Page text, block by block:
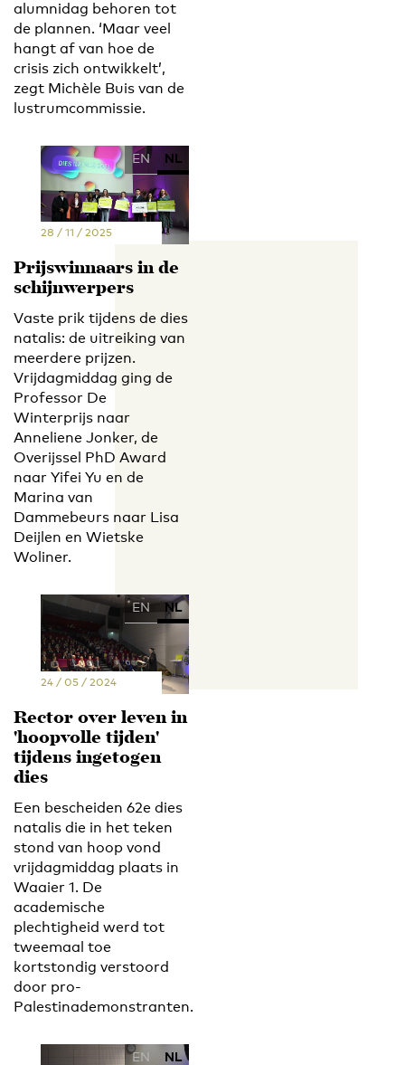
alumnidag behoren tot
de plannen. ‘Maar veel
hangt af van hoe de
crisis zich ontwikkelt’,
zegt Michèle Buis van de
lustrumcommissie.
EN NL
28 / 11 / 2025
Prijswinnaars in de
schijnwerpers
Vaste prik tijdens de dies
natalis: de uitreiking van
meerdere prijzen.
Vrijdagmiddag ging de
Professor De
Winterprijs naar
Anneliene Jonker, de
Overijssel PhD Award
naar Yifei Yu en de
Marina van
Dammebeurs naar Lisa
Deijlen en Wietske
Woliner.
EN NL
24 / 05 / 2024
Rector over leven in
'hoopvolle tijden'
tijdens ingetogen
dies
Een bescheiden 62e dies
natalis die in het teken
stond van hoop vond
vrijdagmiddag plaats in
Waaier 1. De
academische
plechtigheid werd tot
tweemaal toe
kortstondig verstoord
door pro-
Palestinademonstranten.
EN NL